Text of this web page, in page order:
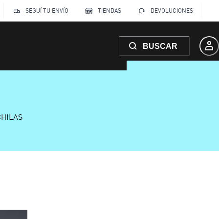
SEGUÍ TU ENVÍO
TIENDAS DEVOLUCIONES
BUSCAR